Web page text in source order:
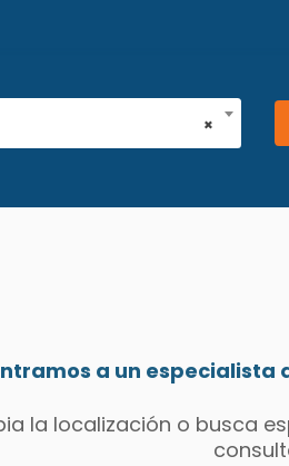
×
a un especialista
la localización o busca